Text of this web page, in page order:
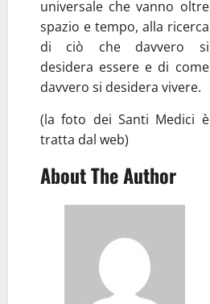
universale che vanno oltre
spazio e tempo, alla ricerca
di ciò che davvero si
desidera essere e di come
davvero si desidera vivere.
(la foto dei Santi Medici è
tratta dal web)
About The Author